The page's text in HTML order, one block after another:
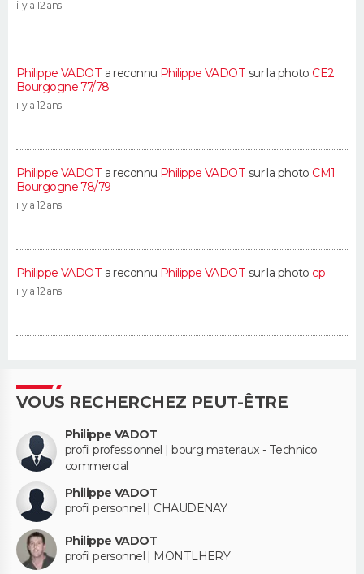
il y a 12 ans
Philippe VADOT a reconnu Philippe VADOT sur la photo CE2
Bourgogne 77/78
il y a 12 ans
Philippe VADOT a reconnu Philippe VADOT sur la photo CM1
Bourgogne 78/79
il y a 12 ans
Philippe VADOT a reconnu Philippe VADOT sur la photo cp
il y a 12 ans
VOUS RECHERCHEZ PEUT-ÊTRE
Philippe VADOT
profil professionnel | bourg materiaux - Technico
commercial
Philippe VADOT
profil personnel | CHAUDENAY
Philippe VADOT
profil personnel | MONTLHERY